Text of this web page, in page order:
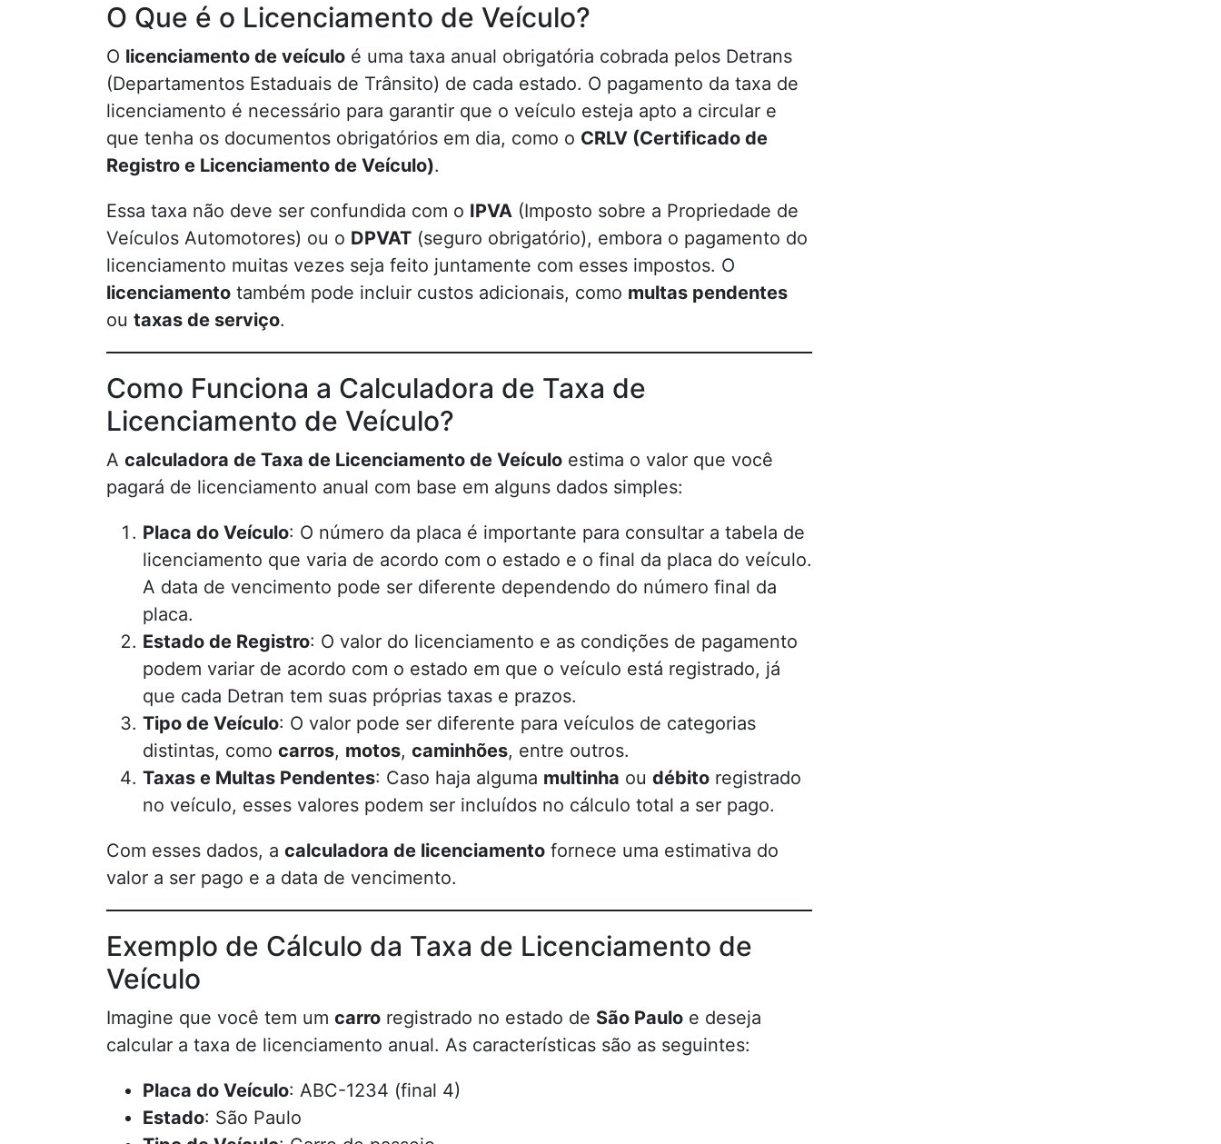
O Que é o Licenciamento de Veículo?
O licenciamento de veículo é uma taxa anual obrigatória cobrada pelos Detrans
(Departamentos Estaduais de Trânsito) de cada estado. O pagamento da taxa de
licenciamento é necessário para garantir que o veículo esteja apto a circular e
que tenha os documentos obrigatórios em dia, como o CRLV (Certificado de
Registro e Licenciamento de Veículo).
Essa taxa não deve ser confundida com o IPVA (Imposto sobre a Propriedade de
Veículos Automotores) ou o DPVAT (seguro obrigatório), embora o pagamento do
licenciamento muitas vezes seja feito juntamente com esses impostos. O
licenciamento também pode incluir custos adicionais, como multas pendentes
ou taxas de serviço.
Como Funciona a Calculadora de Taxa de
Licenciamento de Veículo?
A calculadora de Taxa de Licenciamento de Veículo estima o valor que você
pagará de licenciamento anual com base em alguns dados simples:
Placa do Veículo: O número da placa é importante para consultar a tabela de
licenciamento que varia de acordo com o estado e o final da placa do veículo.
A data de vencimento pode ser diferente dependendo do número final da
placa.
Estado de Registro: O valor do licenciamento e as condições de pagamento
podem variar de acordo com o estado em que o veículo está registrado, já
que cada Detran tem suas próprias taxas e prazos.
Tipo de Veículo: O valor pode ser diferente para veículos de categorias
distintas, como carros, motos, caminhões, entre outros.
Taxas e Multas Pendentes: Caso haja alguma multinha ou débito registrado
no veículo, esses valores podem ser incluídos no cálculo total a ser pago.
Com esses dados, a calculadora de licenciamento fornece uma estimativa do
valor a ser pago e a data de vencimento.
Exemplo de Cálculo da Taxa de Licenciamento de
Veículo
Imagine que você tem um carro registrado no estado de São Paulo e deseja
calcular a taxa de licenciamento anual. As características são as seguintes:
Placa do Veículo: ABC-1234 (final 4)
Estado: São Paulo